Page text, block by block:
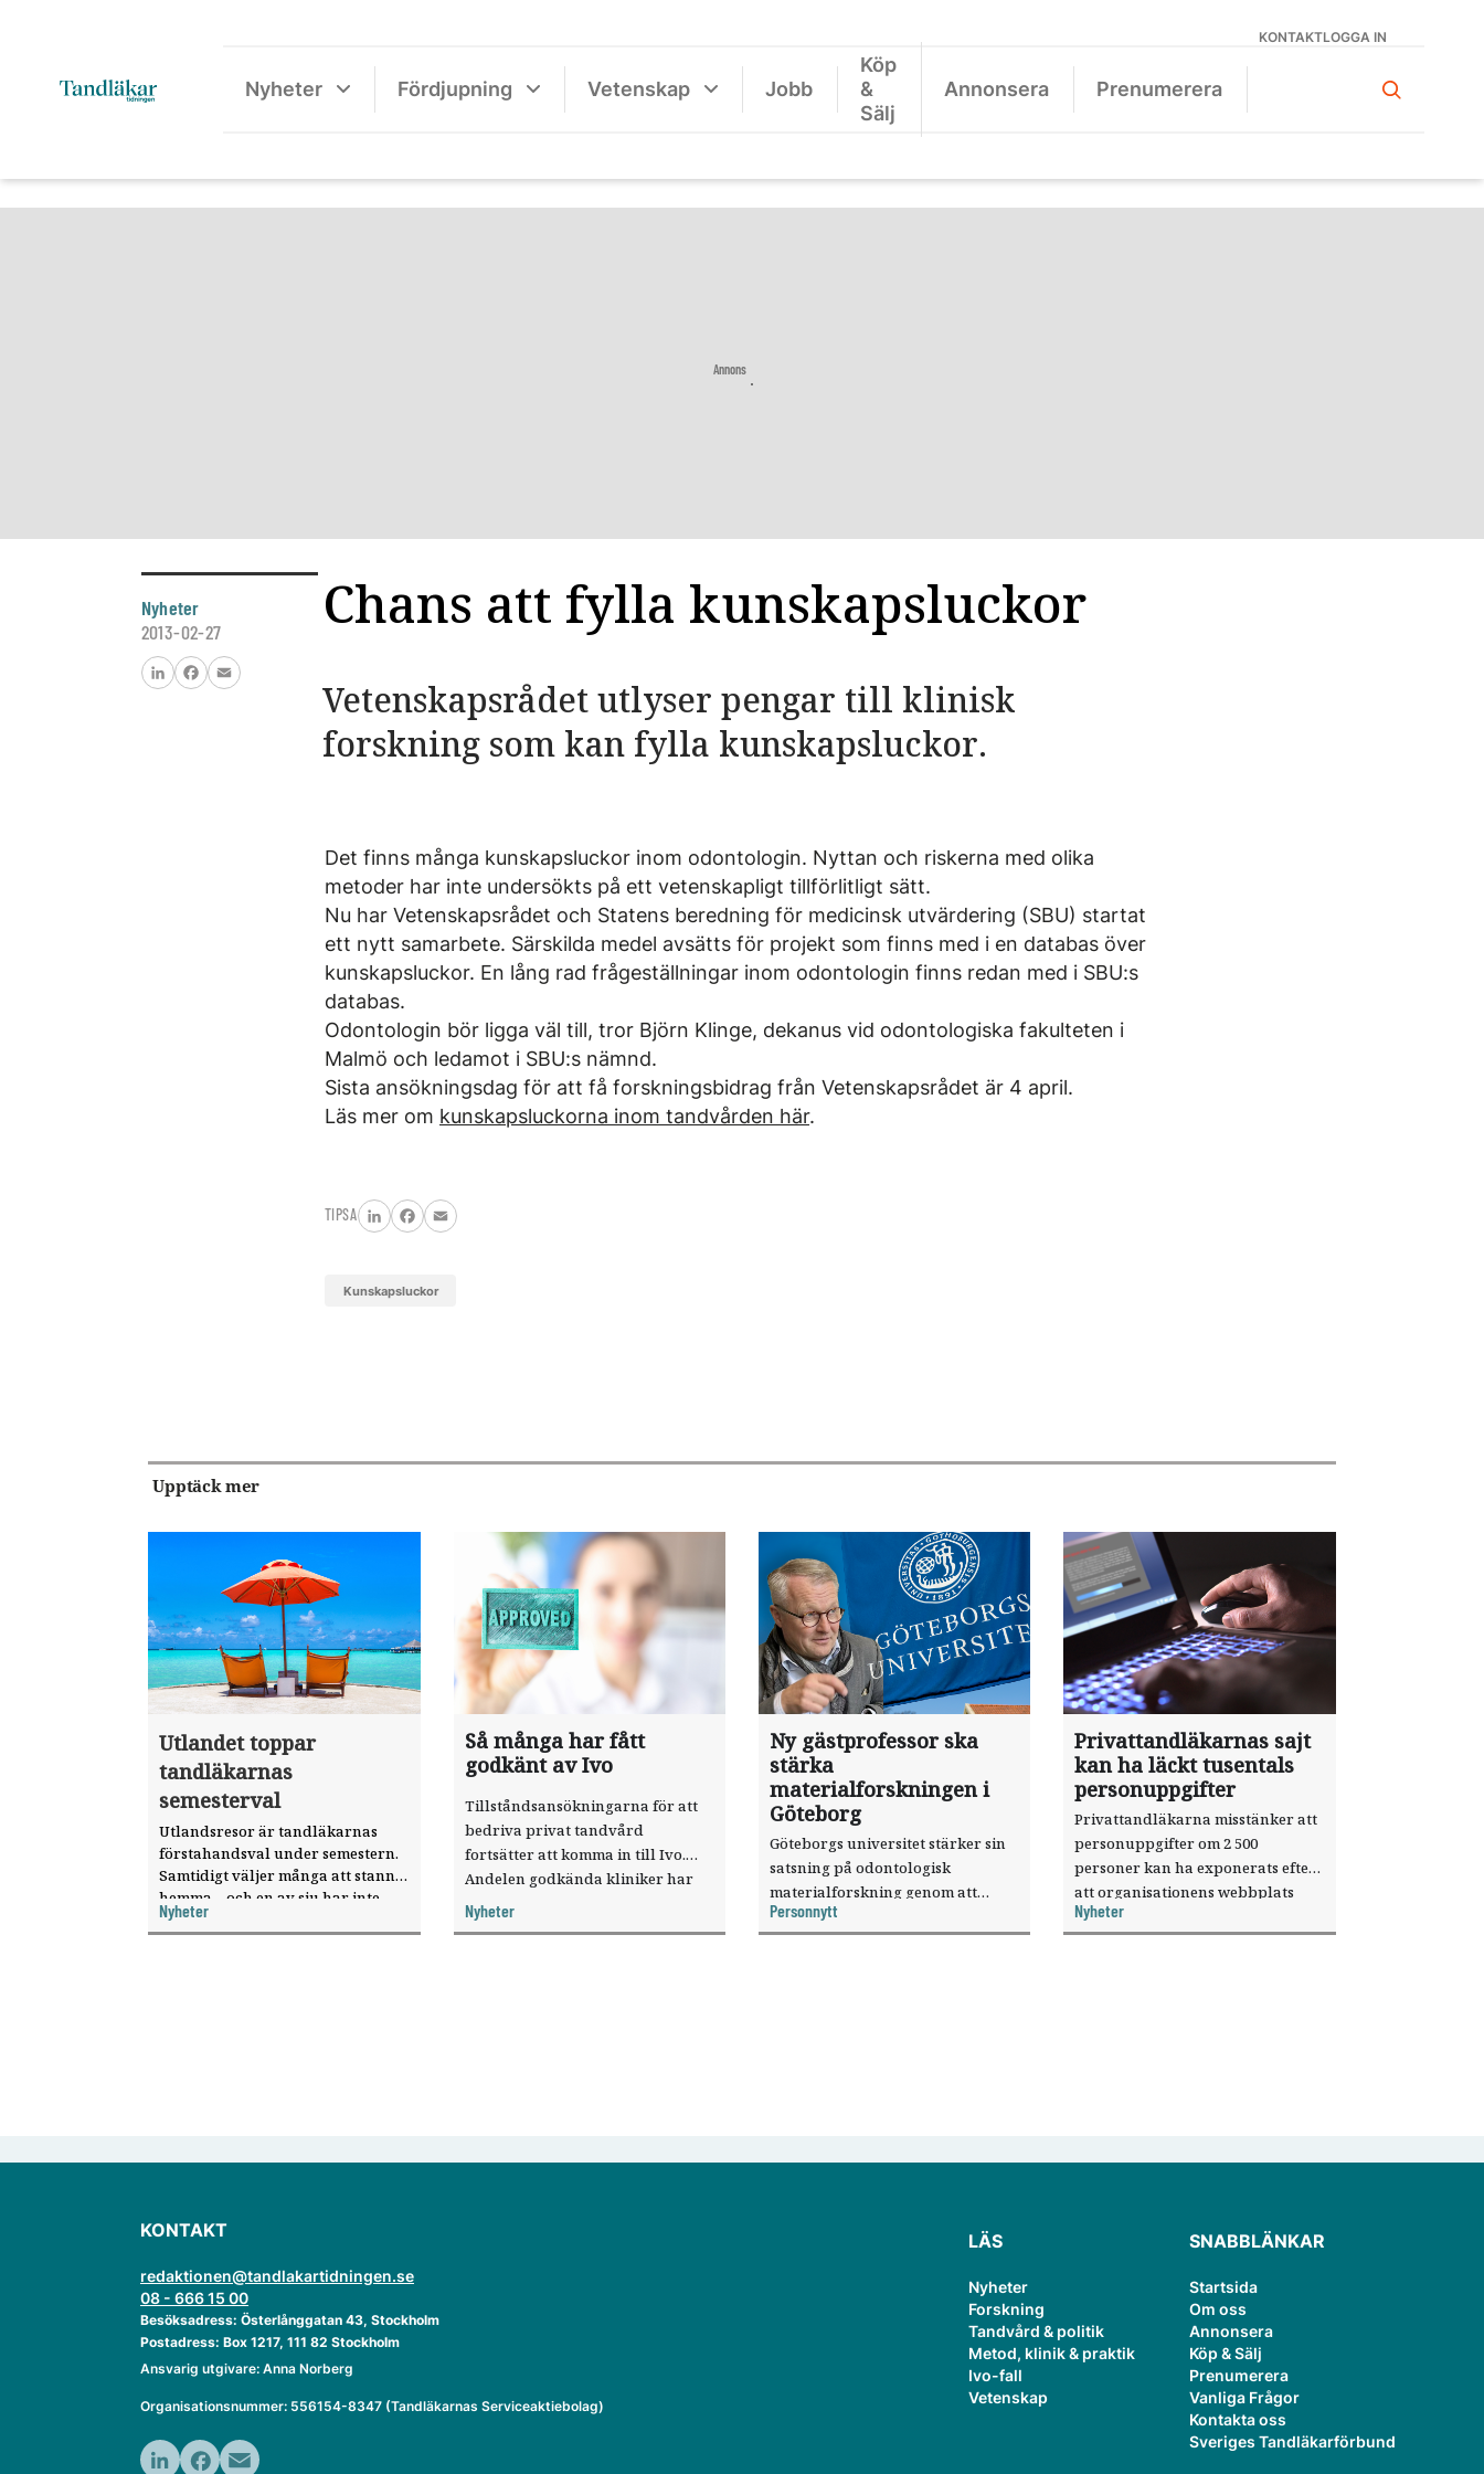
KONTAKTLOGGA IN
Nyheter Fördjupning Vetenskap Jobb
Köp
&
Sälj
Annonsera Prenumerera
Annons
Nyheter
2013-02-27
FacebookEmail
Chans att fylla kunskapsluckor
Vetenskapsrådet utlyser pengar till klinisk
forskning som kan fylla kunskapsluckor.
Det finns många kunskapsluckor inom odontologin. Nyttan och riskerna med olika
metoder har inte undersökts på ett vetenskapligt tillförlitligt sätt.
Nu har Vetenskapsrådet och Statens beredning för medicinsk utvärdering (SBU) startat
ett nytt samarbete. Särskilda medel avsätts för projekt som finns med i en databas över
kunskapsluckor. En lång rad frågeställningar inom odontologin finns redan med i SBU:s
databas.
Odontologin bör ligga väl till, tror Björn Klinge, dekanus vid odontologiska fakulteten i
Malmö och ledamot i SBU:s nämnd.
Sista ansökningsdag för att få forskningsbidrag från Vetenskapsrådet är 4 april.
Läs mer om kunskapsluckorna inom tandvården här.
TIPSA
LinkedInFacebook
Email
kunskapsluckor
Upptäck mer
Utlandet toppar
tandläkarnas
semesterval
Utlandsresor är tandläkarnas
förstahandsval under semestern.
Samtidigt väljer många att stanna
hemma – och en av sju har inte
haft någon sommarledighet alls,
enligt "månadens fråga".
Nyheter
Så många har fått
godkänt av Ivo
Tillståndsansökningarna för att
bedriva privat tandvård
fortsätter att komma in till Ivo.
Andelen godkända kliniker har
ökat, visar nya siffror.
Nyheter
Ny gästprofessor ska
stärka
materialforskningen i
Göteborg
Göteborgs universitet stärker sin
satsning på odontologisk
materialforskning genom att
knyta forskaren Pekka Vallittu till
verksamheten som gästprofessor.
Personnytt
Privattandläkarnas sajt
kan ha läckt tusentals
personuppgifter
Privattandläkarna misstänker att
personuppgifter om 2 500
personer kan ha exponerats efter
att organisationens webbplats
utnyttjats genom en sårbarhet i ett
publiceringsverktyg.
Nyheter
KONTAKT
redaktionen@tandlakartidningen.se
08 - 666 15 00
Besöksadress: Österlånggatan 43, Stockholm
Postadress: Box 1217, 111 82 Stockholm
Ansvarig utgivare: Anna Norberg
Organisationsnummer: 556154-8347 (Tandläkarnas Serviceaktiebolag)
LÄS
Nyheter
Forskning
Tandvård & politik
Metod, klinik & praktik
Ivo-fall
Vetenskap
SNABBLÄNKAR
Startsida
Om oss
Annonsera
Köp & Sälj
Prenumerera
Vanliga Frågor
Kontakta oss
Sveriges Tandläkarförbund